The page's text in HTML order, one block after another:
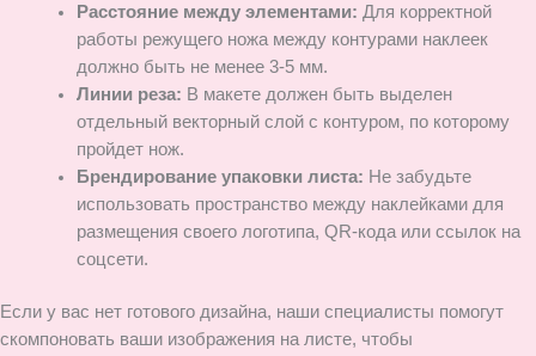
Расстояние между элементами: Для корректной
работы режущего ножа между контурами наклеек
должно быть не менее 3-5 мм.
Линии реза: В макете должен быть выделен
отдельный векторный слой с контуром, по которому
пройдет нож.
Брендирование упаковки листа: Не забудьте
использовать пространство между наклейками для
размещения своего логотипа, QR-кода или ссылок на
соцсети.
Если у вас нет готового дизайна, наши специалисты помогут
скомпоновать ваши изображения на листе, чтобы